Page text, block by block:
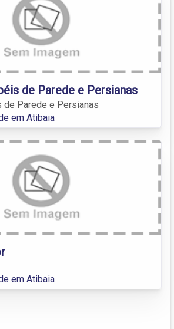
de Parede e Persianas
de Parede e Persianas
em Atibaia
em Atibaia